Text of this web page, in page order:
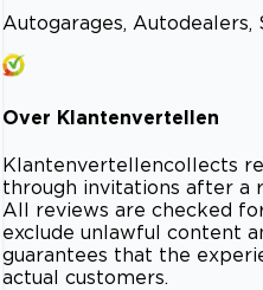
Autogarages, Autodealers,
Over Klantenvertellen
Klantenvertellencollects
through invitations after a
All reviews are checked
exclude unlawful content
guarantees that the
actual customers.